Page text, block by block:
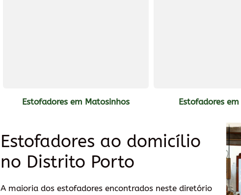
Estofadores em Matosinhos Estofadores
Estofadores ao domicílio
no Distrito Porto
A maioria dos estofadores encontrados neste diretório